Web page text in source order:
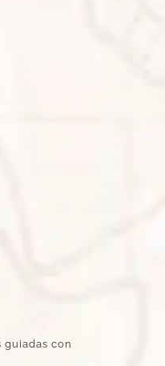
guiadas con